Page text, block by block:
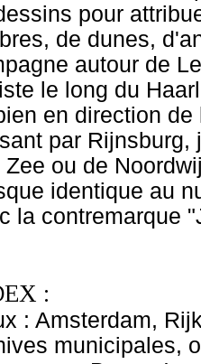
pour
de dunes,
autour de
le long du
en direction
par
Zee ou de
identique au
la contremarque
:
: Amsterdam,
municipales,